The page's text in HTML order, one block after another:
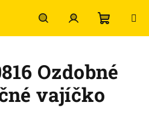
HľadaťPrihlásenie
košík
Ozdobné
vajíčko